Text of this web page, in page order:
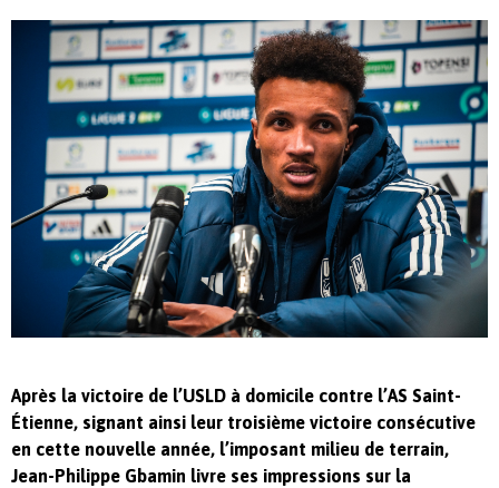
Après la victoire de l’USLD à domicile contre l’AS Saint-
Étienne, signant ainsi leur troisième victoire consécutive
en cette nouvelle année, l’imposant milieu de terrain,
Jean-Philippe Gbamin livre ses impressions sur la